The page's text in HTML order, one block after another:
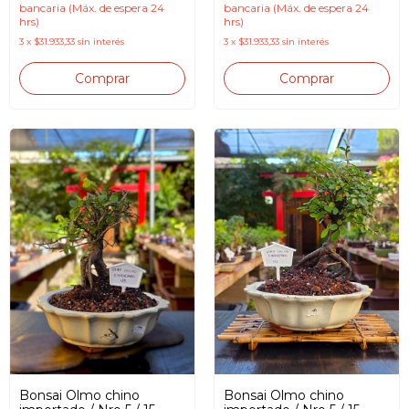
bancaria (Máx. de espera 24
hrs)
3 x $31.933,33 sin interés
bancaria (Máx. de espera 24
hrs)
3 x $31.933,33 sin interés
Bonsai Olmo chino
Bonsai Olmo chino